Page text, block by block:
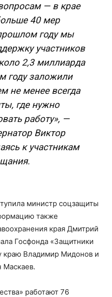
— в крае
40 мер
году мы
участников
2,3 миллиарда
году заложили
не менее всегда
где нужно
работу», —
Виктор
к участникам
министр соцзащиты
также
края Дмитрий
Госфонда «Защитники
краю Владимир Мидонов и
Маскаев.
работают 76